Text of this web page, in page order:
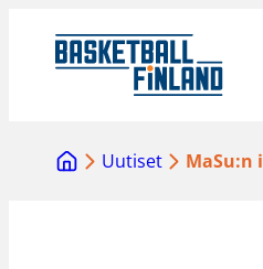
sisältöön
Uutiset MaSu:n